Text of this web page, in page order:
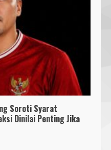
Soroti Syarat
Dinilai Penting Jika